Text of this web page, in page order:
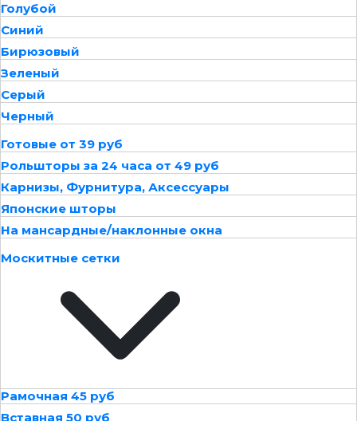
Голубой
Синий
Бирюзовый
Зеленый
Серый
Черный
Готовые от 39 руб
Рольшторы за 24 часа от 49 руб
Карнизы, Фурнитура, Аксессуары
Японские шторы
На мансардные/наклонные окна
Москитные сетки
Рамочная 45 руб
Вставная 50 руб